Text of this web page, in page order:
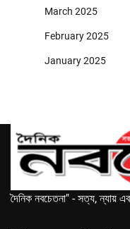
March 2025
February 2025
January 2025
দৈনিক নবচেতনা" - সত্য, ন্যায়